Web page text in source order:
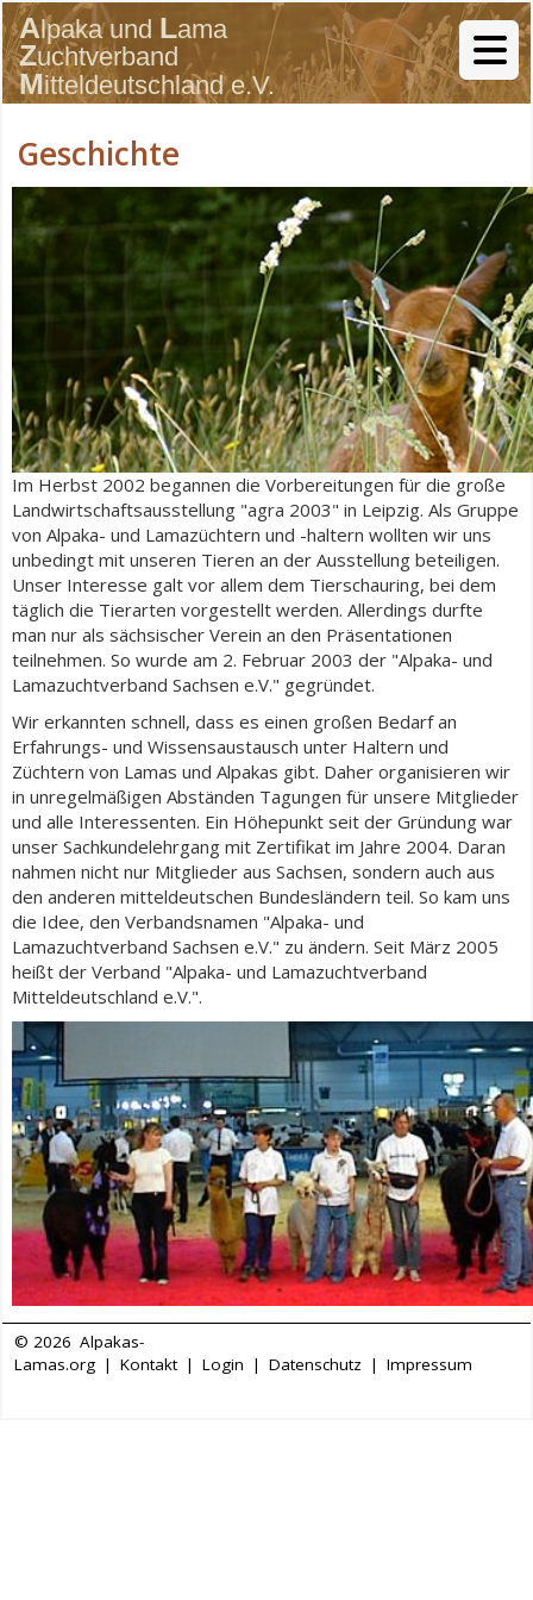
Geschichte
Im Herbst 2002 begannen die Vorbereitungen für die große
Landwirtschaftsausstellung "agra 2003" in Leipzig. Als Gruppe
von Alpaka- und Lamazüchtern und -haltern wollten wir uns
unbedingt mit unseren Tieren an der Ausstellung beteiligen.
Unser Interesse galt vor allem dem Tierschauring, bei dem
täglich die Tierarten vorgestellt werden. Allerdings durfte
man nur als sächsischer Verein an den Präsentationen
teilnehmen. So wurde am 2. Februar 2003 der "Alpaka- und
Lamazuchtverband Sachsen e.V." gegründet.
Wir erkannten schnell, dass es einen großen Bedarf an
Erfahrungs- und Wissensaustausch unter Haltern und
Züchtern von Lamas und Alpakas gibt. Daher organisieren wir
in unregelmäßigen Abständen Tagungen für unsere Mitglieder
und alle Interessenten. Ein Höhepunkt seit der Gründung war
unser Sachkundelehrgang mit Zertifikat im Jahre 2004. Daran
nahmen nicht nur Mitglieder aus Sachsen, sondern auch aus
den anderen mitteldeutschen Bundesländern teil. So kam uns
die Idee, den Verbandsnamen "Alpaka- und
Lamazuchtverband Sachsen e.V." zu ändern. Seit März 2005
heißt der Verband "Alpaka- und Lamazuchtverband
Mitteldeutschland e.V.".
© 2026 Alpakas-
Lamas.org | Kontakt | Login | Datenschutz | Impressum